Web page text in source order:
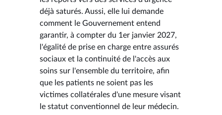
déjà saturés. Aussi, elle lui demande
comment le Gouvernement entend
garantir, à compter du 1er janvier 2027,
l'égalité de prise en charge entre assurés
sociaux et la continuité de l'accès aux
soins sur l'ensemble du territoire, afin
que les patients ne soient pas les
victimes collatérales d'une mesure visant
le statut conventionnel de leur médecin.